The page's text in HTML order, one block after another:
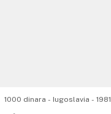
1000 dinara - Iugoslavia - 1981